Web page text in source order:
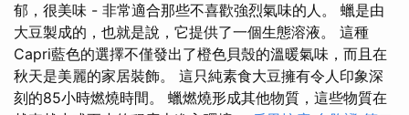
郁，很美味 - 非常適合那些不喜歡強烈氣味的人。 蠟是由
大豆製成的，也就是說，它提供了一個生態溶液。 這種
Capri藍色的選擇不僅發出了橙色貝殼的溫暖氣味，而且在
秋天是美麗的家居裝飾。 這只純素食大豆擁有令人印象深
刻的85小時燃燒時間。 蠟燃燒形成其他物質，這些物質在